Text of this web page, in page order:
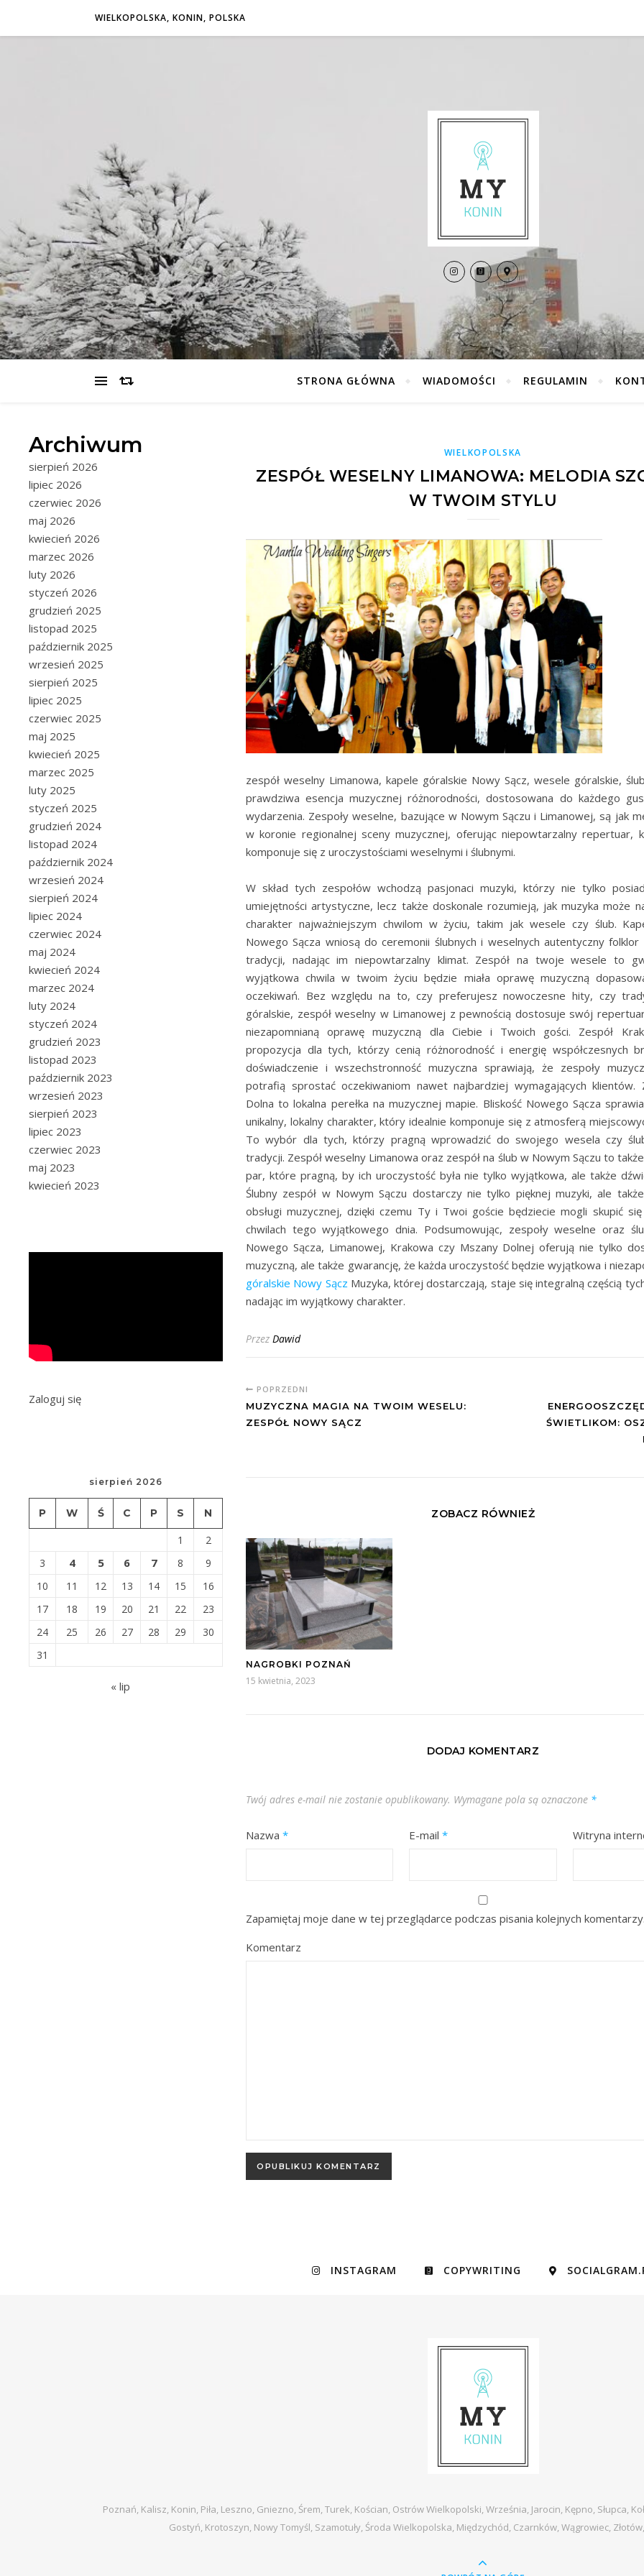
WIELKOPOLSKA, KONIN, POLSKA
STRONA GŁÓWNA WIADOMOŚCI REGULAMIN
Archiwum
sierpień 2026
lipiec 2026
czerwiec 2026
maj 2026
kwiecień 2026
marzec 2026
luty 2026
styczeń 2026
grudzień 2025
listopad 2025
październik 2025
wrzesień 2025
sierpień 2025
lipiec 2025
czerwiec 2025
maj 2025
kwiecień 2025
marzec 2025
luty 2025
styczeń 2025
grudzień 2024
listopad 2024
październik 2024
wrzesień 2024
sierpień 2024
lipiec 2024
czerwiec 2024
maj 2024
kwiecień 2024
marzec 2024
luty 2024
styczeń 2024
grudzień 2023
listopad 2023
październik 2023
wrzesień 2023
sierpień 2023
lipiec 2023
czerwiec 2023
maj 2023
kwiecień 2023
Zaloguj się
sierpień 2026
P W Ś C P S N
1
2
3
4 5 6 7 8
9
10
11 12 13 14 15
16
17
18 19 20 21 22
23
24
25 26 27 28 29
30
31
« lip
WIELKOPOLSKA
ZESPÓŁ WESELNY LIMANOWA: MELODIA
W TWOIM STYLU
zespół weselny Limanowa, kapele góralskie Nowy Sącz, wesele góralskie,
prawdziwa esencja muzycznej różnorodności, dostosowana do każdego
wydarzenia. Zespoły weselne, bazujące w Nowym Sączu i Limanowej, są jak
w koronie regionalnej sceny muzycznej, oferując niepowtarzalny repertuar,
komponuje się z uroczystościami weselnymi i ślubnymi.
W skład tych zespołów wchodzą pasjonaci muzyki, którzy nie tylko
umiejętności artystyczne, lecz także doskonale rozumieją, jak muzyka może
charakter najważniejszym chwilom w życiu, takim jak wesele czy ślub.
Nowego Sącza wniosą do ceremonii ślubnych i weselnych autentyczny
tradycji, nadając im niepowtarzalny klimat. Zespół na twoje wesele to
wyjątkowa chwila w twoim życiu będzie miała oprawę muzyczną
oczekiwań. Bez względu na to, czy preferujesz nowoczesne hity, czy
góralskie, zespół weselny w Limanowej z pewnością dostosuje swój
niezapomnianą oprawę muzyczną dla Ciebie i Twoich gości. Zespół
propozycja dla tych, którzy cenią różnorodność i energię współczesnych
doświadczenie i wszechstronność muzyczna sprawiają, że zespoły
potrafią sprostać oczekiwaniom nawet najbardziej wymagających klientów.
Dolna to lokalna perełka na muzycznej mapie. Bliskość Nowego Sącza
unikalny, lokalny charakter, który idealnie komponuje się z atmosferą
To wybór dla tych, którzy pragną wprowadzić do swojego wesela czy
tradycji. Zespół weselny Limanowa oraz zespół na ślub w Nowym Sączu to
par, które pragną, by ich uroczystość była nie tylko wyjątkowa, ale także
Ślubny zespół w Nowym Sączu dostarczy nie tylko pięknej muzyki, ale
obsługi muzycznej, dzięki czemu Ty i Twoi goście będziecie mogli skupić się
chwilach tego wyjątkowego dnia. Podsumowując, zespoły weselne oraz
Nowego Sącza, Limanowej, Krakowa czy Mszany Dolnej oferują nie tylko
muzyczną, ale także gwarancję, że każda uroczystość będzie wyjątkowa i
góralskie Nowy SączMuzyka, której dostarczają, staje się integralną częścią
nadając im wyjątkowy charakter.
Przez Dawid
POPRZEDNI
MUZYCZNA MAGIA NA TWOIM WESELU:
ZESPÓŁ NOWY SĄCZ
ŚWIETLIKOM:
ZOBACZ RÓWNIEŻ
NAGROBKI POZNAŃ
15 kwietnia, 2023
DODAJ KOMENTARZ
Twój adres e-mail nie zostanie opublikowany. Wymagane pola są oznaczone *
Nazwa * E-mail* Witryna
Zapamiętaj moje dane w tej przeglądarce podczas pisania kolejnych komentarzy.
Komentarz
INSTAGRAM COPYWRITING
Poznań, Kalisz, Konin, Piła, Leszno, Gniezno, Śrem, Turek, Kościan, Ostrów Wielkopolski, Września, Jarocin, Kępno, Słupca,
Gostyń, Krotoszyn, Nowy Tomyśl, Szamotuły, Środa Wielkopolska, Międzychód, Czarnków, Wągrowiec,